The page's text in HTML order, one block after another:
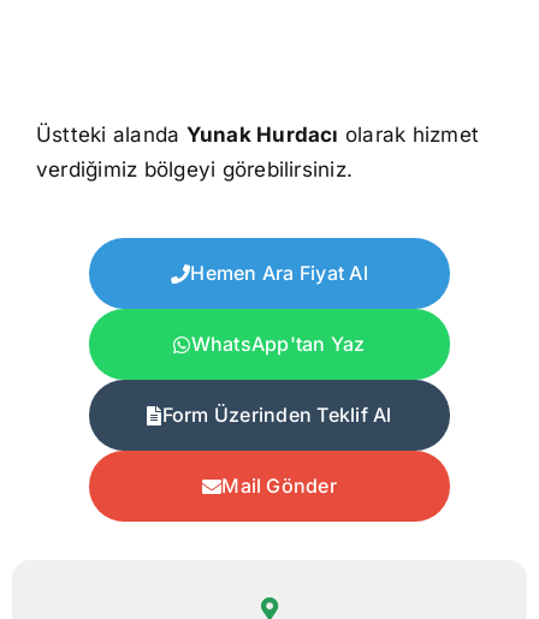
Üstteki alanda Yunak Hurdacı olarak hizmet
verdiğimiz bölgeyi görebilirsiniz.
Hemen Ara Fiyat Al
WhatsApp'tan Yaz
Form Üzerinden Teklif Al
Mail Gönder